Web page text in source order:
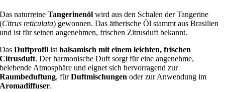
Das naturreineTangerinenöl wird aus den Schalen der Tangerine
(Citrus reticulata) gewonnen. Das ätherische Öl stammt aus Brasilien
und ist für seinen angenehmen, frischen Zitrusduft bekannt.
DasDuftprofil istbalsamisch mit einem leichten, frischen
Citrusduft. Der harmonische Duft sorgt für eine angenehme,
belebende Atmosphäre und eignet sich hervorragend zur
Raumbeduftung, fürDuftmischungen oder zur Anwendung im
Aromadiffuser.